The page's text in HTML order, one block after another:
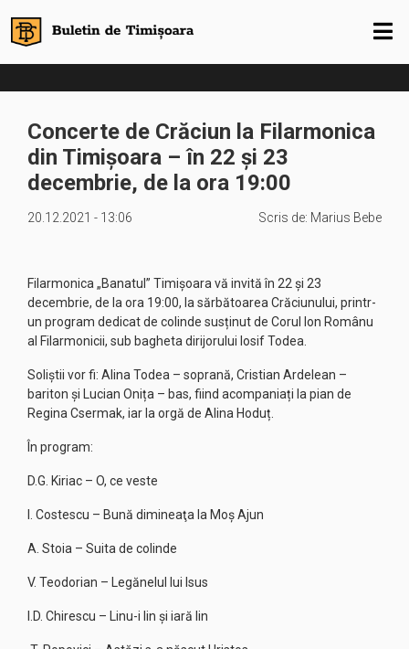
Concerte de Crăciun la Filarmonica
din Timișoara – în 22 și 23
decembrie, de la ora 19:00
20.12.2021 - 13:06 Scris de: Marius Bebe
Filarmonica „Banatul” Timișoara vă invită în 22 și 23
decembrie, de la ora 19:00, la sărbătoarea Crăciunului, printr-
un program dedicat de colinde susținut de Corul Ion Românu
al Filarmonicii, sub bagheta dirijorului Iosif Todea.
Soliștii vor fi: Alina Todea – soprană, Cristian Ardelean –
bariton și Lucian Onița – bas, fiind acompaniați la pian de
Regina Csermak, iar la orgă de Alina Hoduț.
În program:
D.G. Kiriac – O, ce veste
I. Costescu – Bună dimineaţa la Moş Ajun
A. Stoia – Suita de colinde
V. Teodorian – Legănelul lui Isus
I.D. Chirescu – Linu-i lin şi iară lin